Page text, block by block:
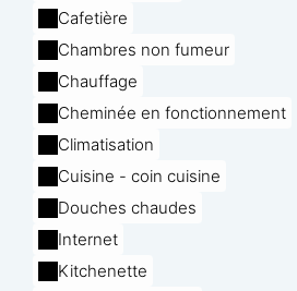
Cafetière
Chambres non fumeur
Chauffage
Cheminée en fonctionnement
Climatisation
Cuisine - coin cuisine
Douches chaudes
Internet
Kitchenette